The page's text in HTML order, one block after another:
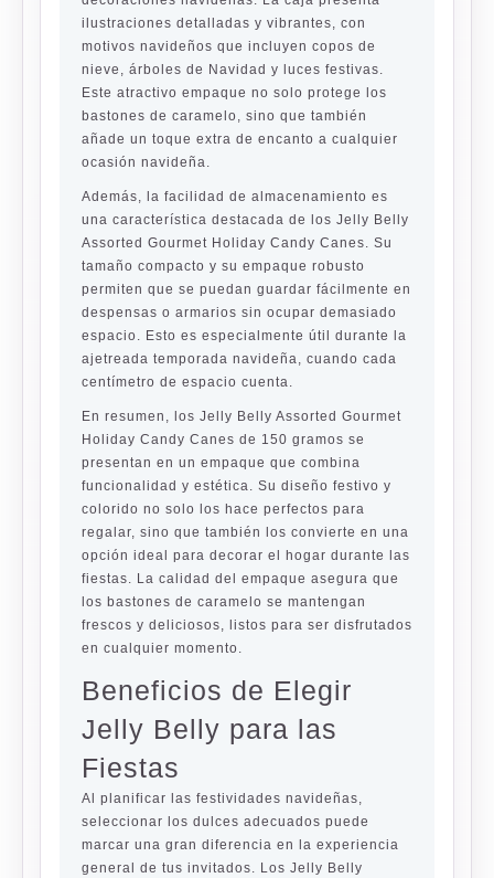
ilustraciones detalladas y vibrantes, con
motivos navideños que incluyen copos de
nieve, árboles de Navidad y luces festivas.
Este atractivo empaque no solo protege los
bastones de caramelo, sino que también
añade un toque extra de encanto a cualquier
ocasión navideña.
Además, la facilidad de almacenamiento es
una característica destacada de los Jelly Belly
Assorted Gourmet Holiday Candy Canes. Su
tamaño compacto y su empaque robusto
permiten que se puedan guardar fácilmente en
despensas o armarios sin ocupar demasiado
espacio. Esto es especialmente útil durante la
ajetreada temporada navideña, cuando cada
centímetro de espacio cuenta.
En resumen, los Jelly Belly Assorted Gourmet
Holiday Candy Canes de 150 gramos se
presentan en un empaque que combina
funcionalidad y estética. Su diseño festivo y
colorido no solo los hace perfectos para
regalar, sino que también los convierte en una
opción ideal para decorar el hogar durante las
fiestas. La calidad del empaque asegura que
los bastones de caramelo se mantengan
frescos y deliciosos, listos para ser disfrutados
en cualquier momento.
Beneficios de Elegir
Jelly Belly para las
Fiestas
Al planificar las festividades navideñas,
seleccionar los dulces adecuados puede
marcar una gran diferencia en la experiencia
general de tus invitados. Los Jelly Belly